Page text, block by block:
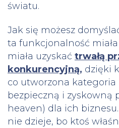
światu.
Jak się możesz
ta funkcjonalność
miała uzyskać trwałą
konkurencyjną, dzięki
co utworzona kategoria
bezpieczną i zyskowną
heaven) dla ich
nie dzieje, bo ktoś